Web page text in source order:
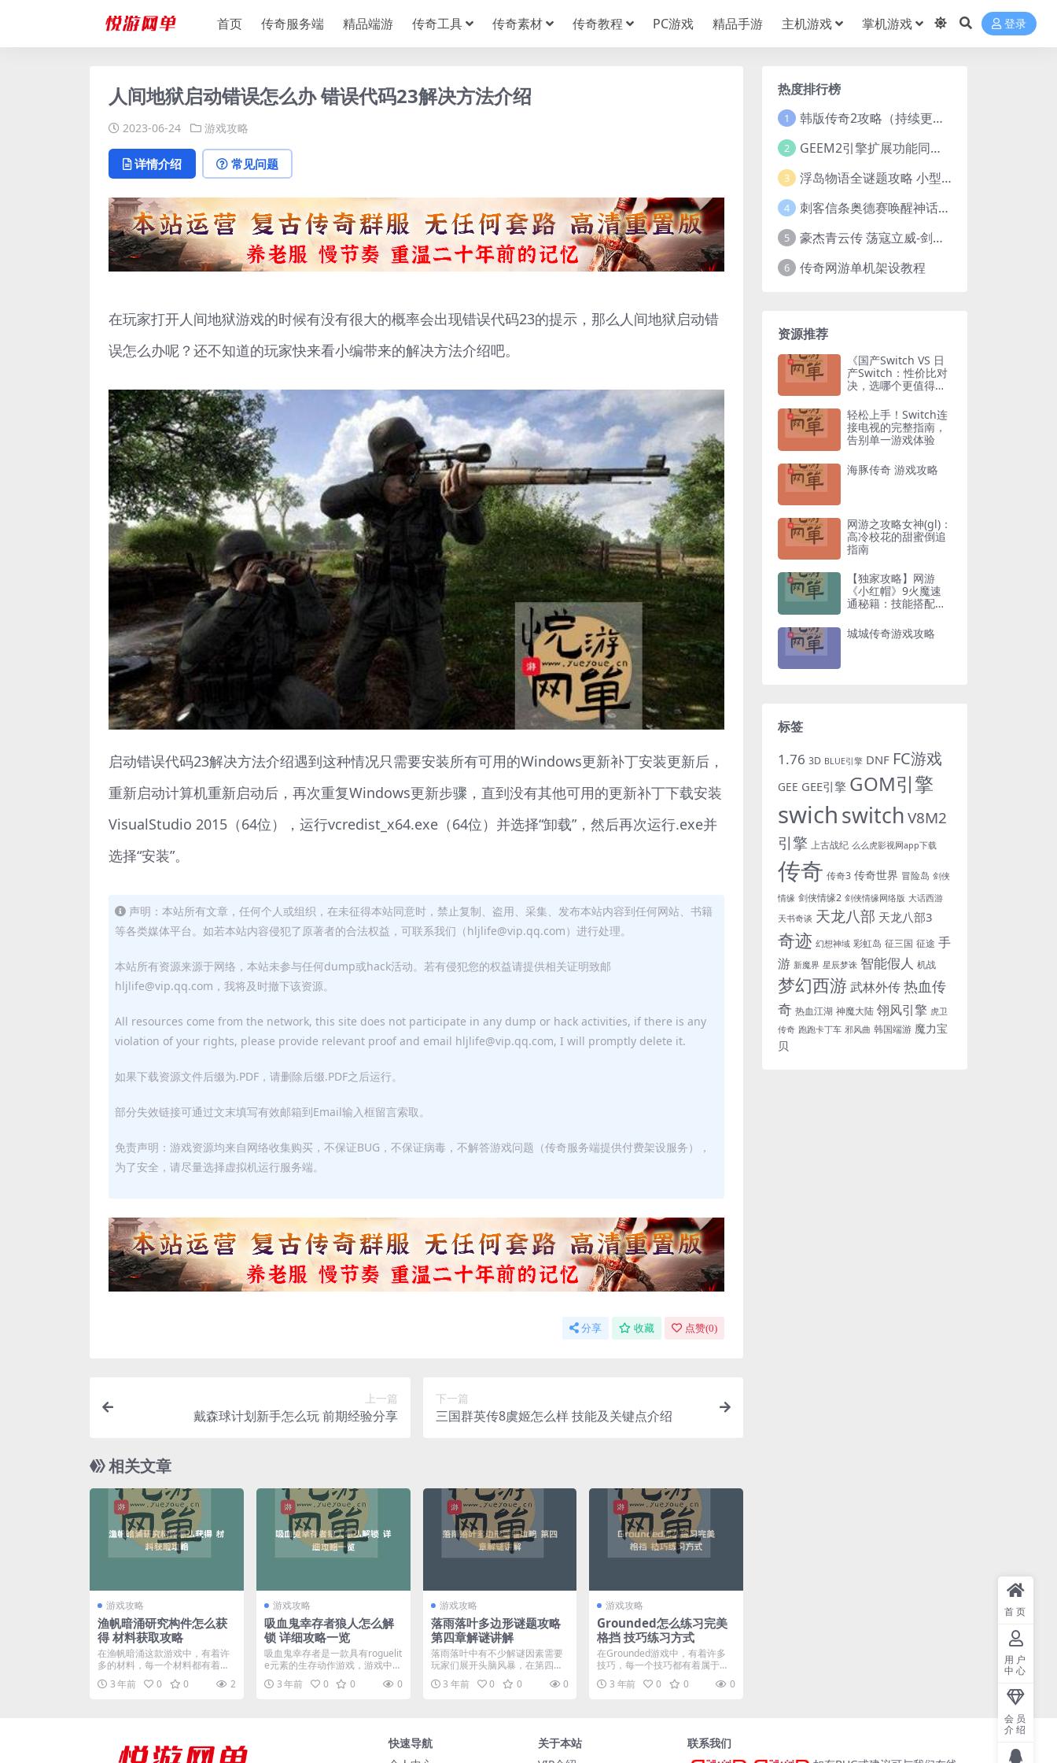
首页 传奇服务端 精品端游 传奇工具 传奇素材 传奇教程 PC游戏 精品手游 主机游戏 掌机游戏 登录
人间地狱启动错误怎么办 错误代码23解决方法介绍
2023-06-24 游戏攻略
详情介绍 常见问题
在玩家打开人间地狱游戏的时候有没有很大的概率会出现错误代码23的提示，那么人间地狱启动错
误怎么办呢？还不知道的玩家快来看小编带来的解决方法介绍吧。
启动错误代码23解决方法介绍遇到这种情况只需要安装所有可用的Windows更新补丁安装更新后，
重新启动计算机重新启动后，再次重复Windows更新步骤，直到没有其他可用的更新补丁下载安装
VisualStudio 2015（64位），运行vcredist_x64.exe（64位）并选择“卸载”，然后再次运行.exe并
选择“安装”。
声明：本站所有文章，任何个人或组织，在未征得本站同意时，禁止复制、盗用、采集、发布本站内容到任何网站、书籍
等各类媒体平台。如若本站内容侵犯了原著者的合法权益，可联系我们（hljlife@vip.qq.com）进行处理。
本站所有资源来源于网络，本站未参与任何dump或hack活动。若有侵犯您的权益请提供相关证明致邮
hljlife@vip.qq.com，我将及时撤下该资源。
All resources come from the network, this site does not participate in any dump or hack activities, if there is any
violation of your rights, please provide relevant proof and email hljlife@vip.qq.com, I will promptly delete it.
如果下载资源文件后缀为.PDF，请删除后缀.PDF之后运行。
部分失效链接可通过文末填写有效邮箱到Email输入框留言索取。
免责声明：游戏资源均来自网络收集购买，不保证BUG，不保证病毒，不解答游戏问题（传奇服务端提供付费架设服务），
为了安全，请尽量选择虚拟机运行服务端。
分享 收藏 点赞(0)
上一篇
戴森球计划新手怎么玩 前期经验分享
下一篇
三国群英传8虞姬怎么样 技能及关键点介绍
相关文章
游戏攻略
渔帆暗涌研究构件怎么获
得 材料获取攻略
在渔帆暗涌这款游戏中，有着许
多的材料，每一个材料都有着属
于自己的获取方式，其中研...
3 年前 0 0 2
游戏攻略
吸血鬼幸存者狼人怎么解
锁 详细攻略一览
吸血鬼幸存者是一款具有roguelit
e元素的生存动作游戏，游戏中有
很多的隐藏角...
3 年前 0 0 0
游戏攻略
落雨落叶多边形谜题攻略
第四章解谜讲解
落雨落叶中有不少解谜因素需要
玩家们展开头脑风暴，在第四章
我们会遇到一个多边形的解...
3 年前 0 0 0
游戏攻略
Grounded怎么练习完美
格挡 技巧练习方式
在Grounded游戏中，有着许多
技巧，每一个技巧都有着属于自
己的特点，其中完美...
3 年前 0 0 0
热度排行榜
1 韩版传奇2攻略（持续更新）
2 GEEM2引擎扩展功能同步捡物、角色自动捡物
3 浮岛物语全谜题攻略 小型谜题解谜汇总
4 刺客信条奥德赛唤醒神话谜题答案 斯芬克斯主线攻略
5 豪杰青云传 荡寇立威-剑舞红尘-英雄志楼(解压即玩)
6 传奇网游单机架设教程
资源推荐
《国产Switch VS 日
产Switch：性价比对
决，选哪个更值得入
轻松上手！Switch连
接电视的完整指南，
告别单一游戏体验
海豚传奇 游戏攻略
网游之攻略女神(gl)：
高冷校花的甜蜜倒追
指南
【独家攻略】网游
《小红帽》9火魔速
通秘籍：技能搭配与
城城传奇游戏攻略
标签
1.76 3D BLUE引擎 DNF FC游戏
GEE GEE引擎 GOM引擎
swichswitchV8M2
引擎 上古战纪 么么虎影视网app下载
传奇 传奇3 传奇世界 冒险岛 剑侠
情缘 剑侠情缘2 剑侠情缘网络版 大话西游
天书奇谈 天龙八部 天龙八部3
奇迹 幻想神域 彩虹岛 征三国 征途 手
游 新魔界 星辰梦诛 智能假人 机战
梦幻西游 武林外传热血传
奇 热血江湖 神魔大陆 翎风引擎 虎卫
传奇 跑跑卡丁车 邪风曲 韩国端游 魔力宝
贝
快速导航
关于本站
联系我们
首页
用户
中心
会员
介绍